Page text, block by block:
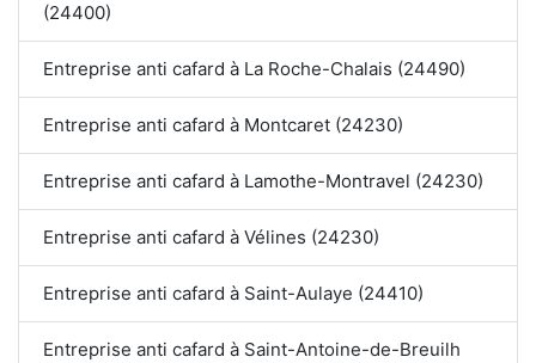
(24400)
Entreprise anti cafard à La Roche-Chalais (24490)
Entreprise anti cafard à Montcaret (24230)
Entreprise anti cafard à Lamothe-Montravel (24230)
Entreprise anti cafard à Vélines (24230)
Entreprise anti cafard à Saint-Aulaye (24410)
Entreprise anti cafard à Saint-Antoine-de-Breuilh